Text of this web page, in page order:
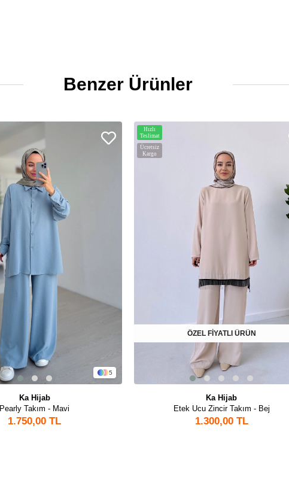
Benzer Ürünler
5
Ka Hijab
Pearly Takım - Mavi
1.750,00 TL
Ka Hijab
Etek Ucu Zincir Takım - Bej
1.300,00 TL
Ücretsiz
Kargo
Hızlı
Teslimat
ÖZEL FİYATLI ÜRÜN